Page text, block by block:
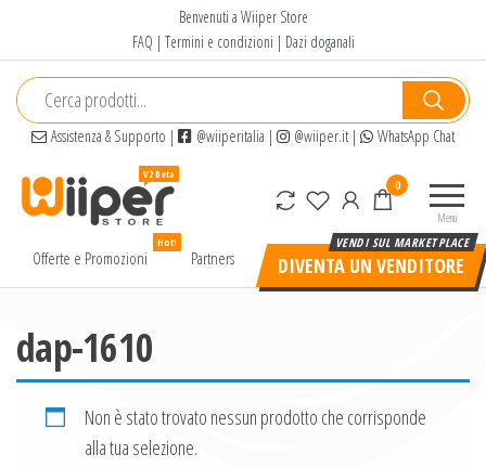
contenuto
Benvenuti a Wiiper Store
FAQ | Termini e condizioni | Dazi doganali
Assistenza & Supporto | @wiiperitalia | @wiiper.it| WhatsApp Chat
alta
Menu
0
Offerte e Promozioni
Hot!
Partners DIVENTA UN VENDITORE
dap-1610
Non è stato trovato nessun prodotto che corrisponde
alla tua selezione.